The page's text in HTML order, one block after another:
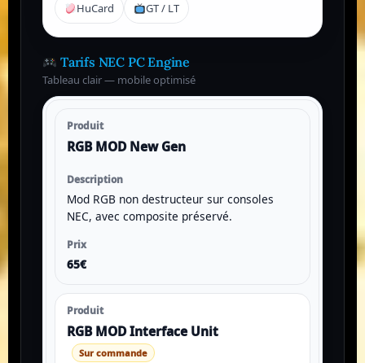
HuCard GT / LT
Tarifs NEC PC Engine
Tableau clair — mobile optimisé
RGB MOD New Gen
Mod RGB non destructeur sur consoles
NEC, avec composite préservé.
65€
RGB MOD Interface Unit
Sur commande